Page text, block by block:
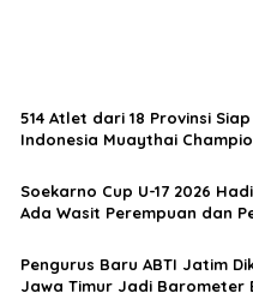
514 Atlet dari 18 Provinsi
Indonesia Muaythai
Soekarno Cup U-17 2026
Ada Wasit Perempuan dan
Pengurus Baru ABTI Jatim
Jawa Timur Jadi Barometer